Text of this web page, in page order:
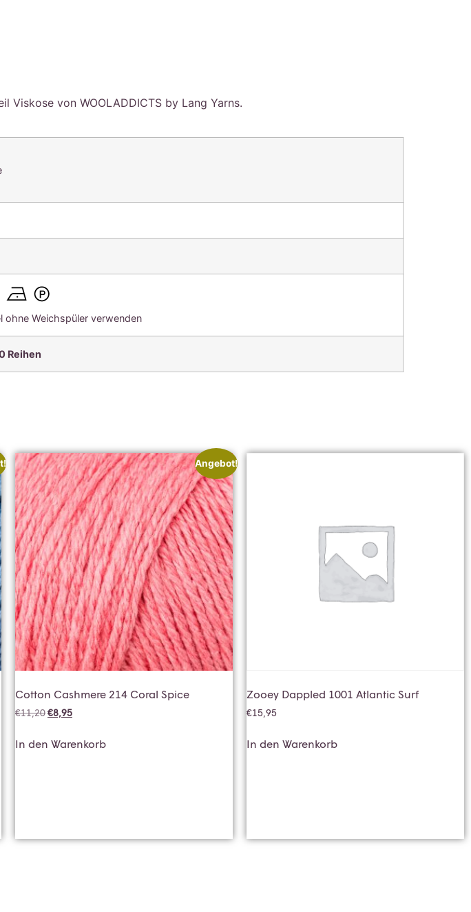
Viskose von WOOLADDICTS by Lang Yarns.
ohne Weichspüler verwenden
Reihen
Angebot!
Cotton Cashmere 214 Coral Spice
€11,20€8,95
In den Warenkorb
Zooey Dappled 1001 Atlantic Surf
€15,95
In den Warenkorb